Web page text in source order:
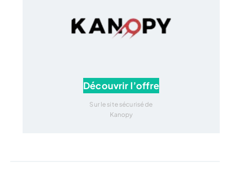
Découvrir l’offre
Sur le site sécurisé de
Kanopy